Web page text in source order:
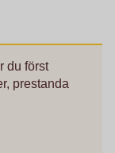
du först
prestanda